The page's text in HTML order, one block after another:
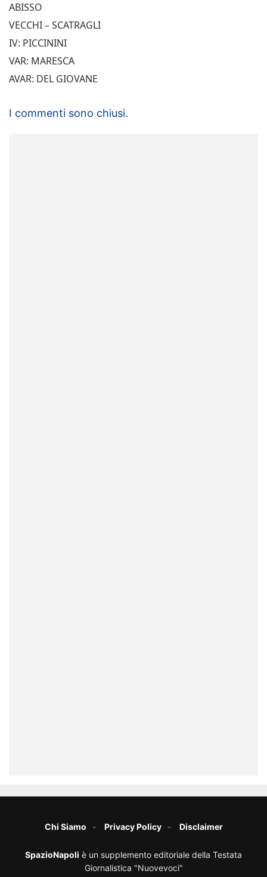
ABISSO
VECCHI – SCATRAGLI
IV: PICCININI
VAR: MARESCA
AVAR: DEL GIOVANE
I commenti sono chiusi.
Chi Siamo Privacy Policy Disclaimer
SpazioNapoli è un supplemento editoriale della Testata
Giornalistica "Nuovevoci"